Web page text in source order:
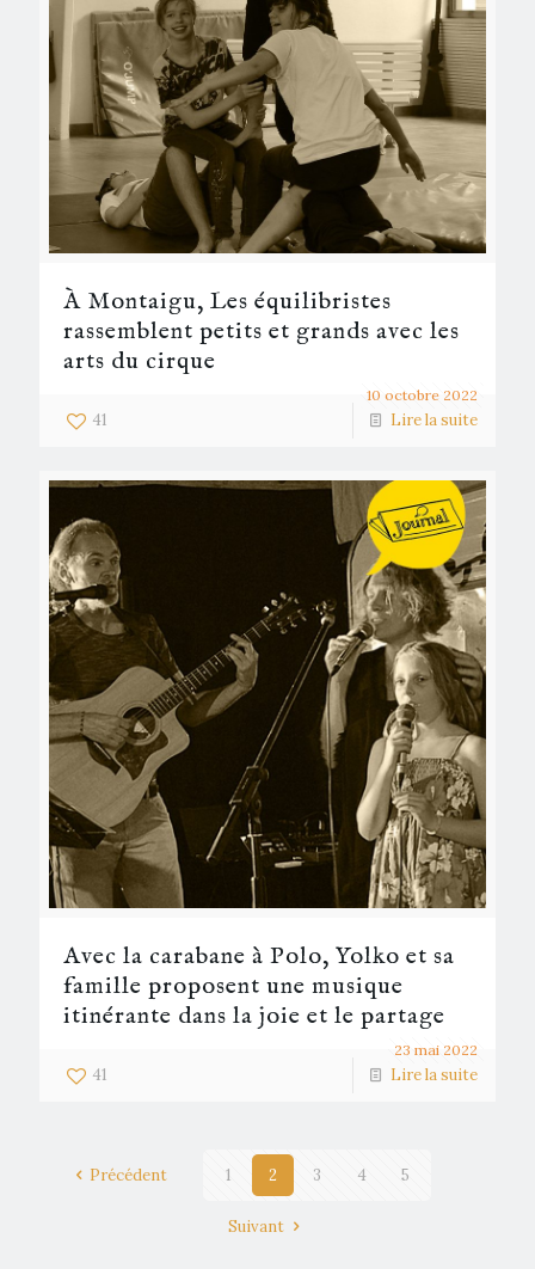
10 octobre 2022
À Montaigu, Les équilibristes
rassemblent petits et grands avec les
arts du cirque
41 Lire la suite
23 mai 2022
Avec la carabane à Polo, Yolko et sa
famille proposent une musique
itinérante dans la joie et le partage
41 Lire la suite
Précédent 1 2 3 4 5
Suivant